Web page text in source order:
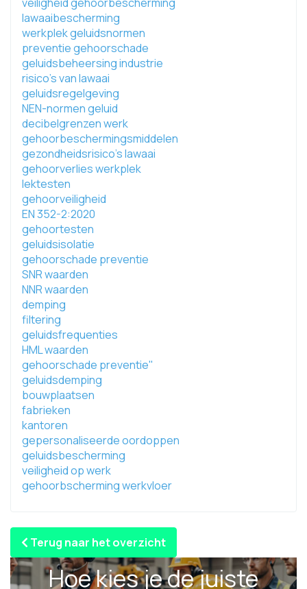
lawaaibescherming
werkplek geluidsnormen
preventie gehoorschade
geluidsbeheersing industrie
risico's van lawaai
geluidsregelgeving
NEN-normen geluid
decibelgrenzen werk
gehoorbeschermingsmiddelen
gezondheidsrisico's lawaai
gehoorverlies werkplek
lektesten
gehoorveiligheid
EN 352-2:2020
gehoortesten
geluidsisolatie
gehoorschade preventie
SNR waarden
NNR waarden
demping
filtering
geluidsfrequenties
HML waarden
gehoorschade preventie"
geluidsdemping
bouwplaatsen
fabrieken
kantoren
gepersonaliseerde oordoppen
geluidsbescherming
veiligheid op werk
gehoorbscherming werkvloer
Terug naar het overzicht
Hoe kies je de juiste